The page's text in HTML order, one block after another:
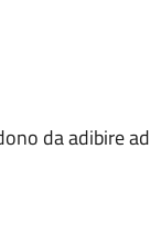
da adibire ad